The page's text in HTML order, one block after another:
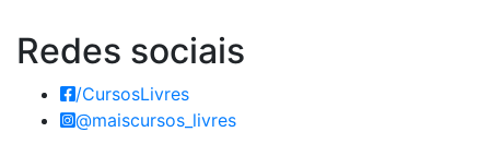
Redes sociais
/CursosLivres
@maiscursos_livres